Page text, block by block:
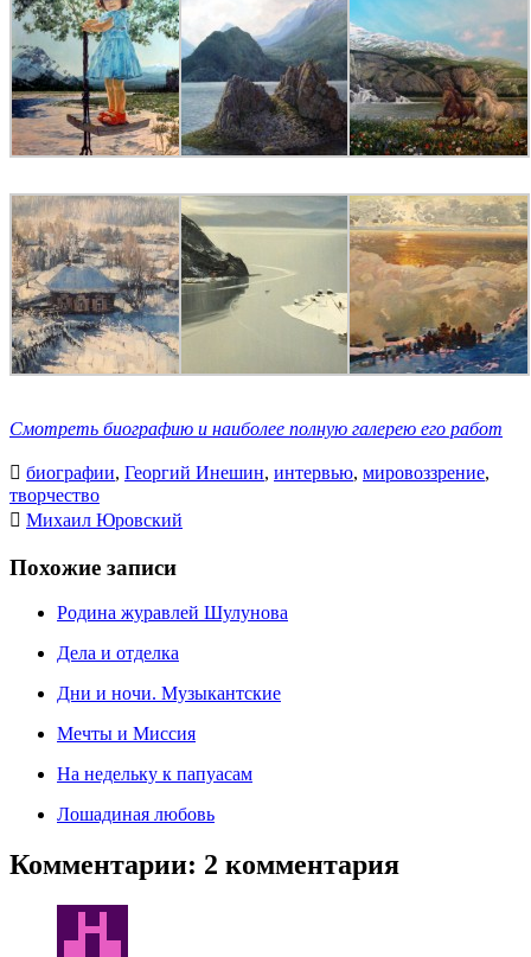
Смотреть биографию и наиболее полную галерею его работ
 биографии, Георгий Инешин, интервью, мировоззрение,
творчество
 Михаил Юровский
Похожие записи
Родина журавлей Шулунова
Дела и отделка
Дни и ночи. Музыкантские
Мечты и Миссия
На недельку к папуасам
Лошадиная любовь
Комментарии: 2 комментария